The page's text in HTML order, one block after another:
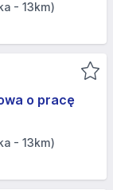
- 13km)
o pracę
- 13km)